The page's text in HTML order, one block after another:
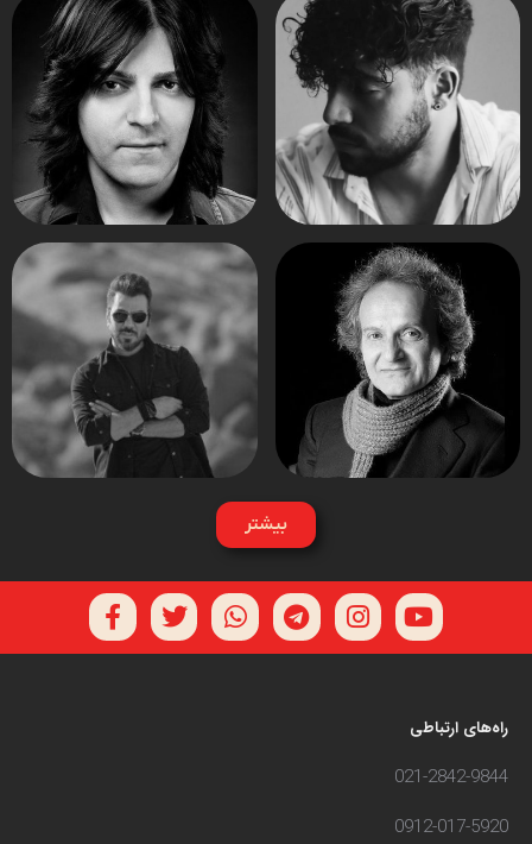
بیشتر
راه‌های ارتباطی
021-2842-9844
0912-017-5920